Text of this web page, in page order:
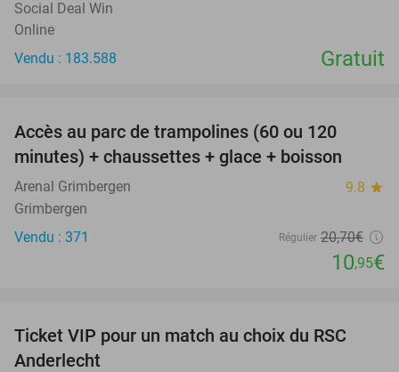
Social Deal Win
Online
Vendu : 183.588
Gratuit
Accès au parc de trampolines (60 ou 120
minutes) + chaussettes + glace + boisson
Arenal Grimbergen 9.8 star
Grimbergen
Vendu : 371
Régulier 20,70€
10,95€
70%
Ticket VIP pour un match au choix du RSC
Anderlecht